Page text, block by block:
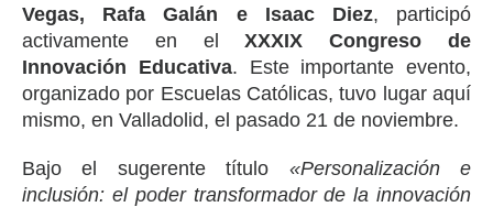
Vegas, Rafa Galán e Isaac Diez, participó
activamente en elXXXIX Congreso de
Innovación Educativa. Este importante evento,
organizado por Escuelas Católicas, tuvo lugar aquí
mismo, en Valladolid, el pasado 21 de noviembre.
Bajo el sugerente título «Personalización e
inclusión: el poder transformador de la innovación